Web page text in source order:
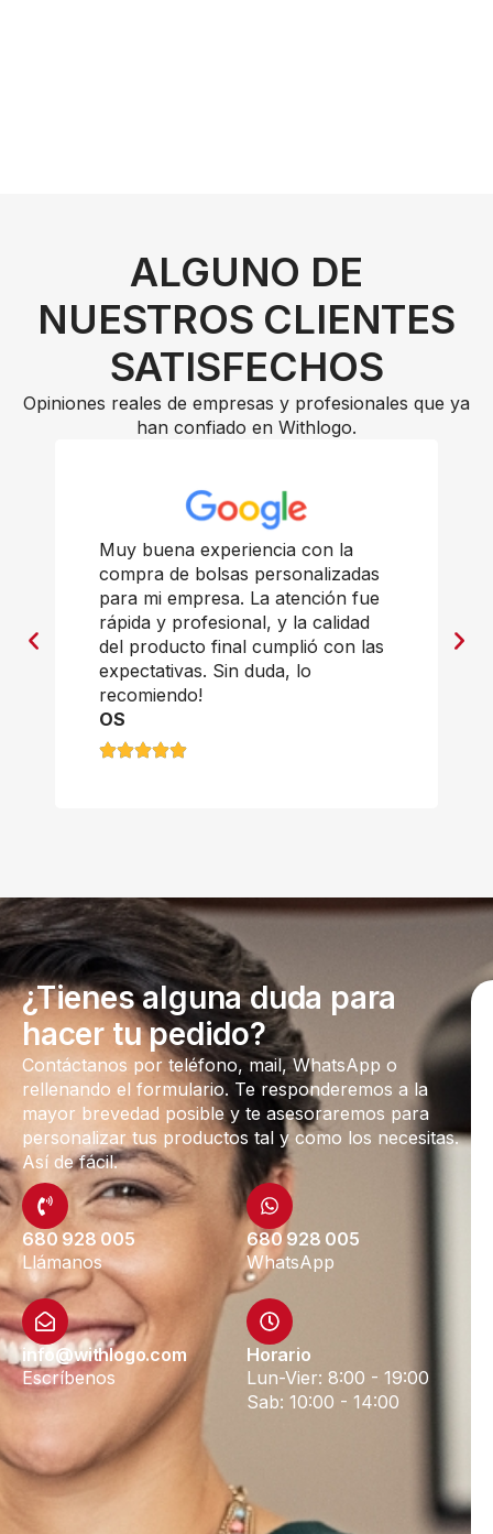
ALGUNO DE
NUESTROS CLIENTES
SATISFECHOS
Opiniones reales de empresas y profesionales que ya
han confiado en Withlogo.
Muy buena experiencia con la
compra de bolsas personalizadas
para mi empresa. La atención fue
rápida y profesional, y la calidad
del producto final cumplió con las
expectativas. Sin duda, lo
recomiendo!
OS
¿Tienes alguna duda para
hacer tu pedido?
Contáctanos por teléfono, mail, WhatsApp o
rellenando el formulario. Te responderemos a la
mayor brevedad posible y te asesoraremos para
personalizar tus productos tal y como los necesitas.
Así de fácil.
680 928 005
Llámanos
680 928 005
WhatsApp
info@withlogo.com
Escríbenos
Horario
Lun-Vier: 8:00 - 19:00
Sab: 10:00 - 14:00